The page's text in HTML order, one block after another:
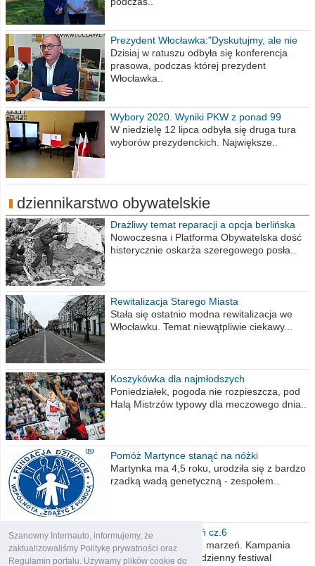
Szanowny Internauto, informujemy, że
zaktualizowaliśmy Politykę prywatności oraz
Regulamin portalu. Używamy plików cookie do
Prezydent Włocławka:"Dyskutujmy, ale nie
obrażajmy się”
Dzisiaj w ratuszu odbyła się konferencja
prasowa, podczas której prezydent
Włocławka..
Wybory 2020. Wyniki PKW z ponad 99
procent obwodów
W niedzielę 12 lipca odbyła się druga tura
wyborów prezydenckich. Największe..
dziennikarstwo obywatelskie
Drażliwy temat reparacji a opcja berlińska
Nowoczesna i Platforma Obywatelska dość
histerycznie oskarża szeregowego posła..
Rewitalizacja Starego Miasta
Stała się ostatnio modna rewitalizacja we
Włocławku. Temat niewątpliwie ciekawy...
Koszykówka dla najmłodszych
Poniedziałek, pogoda nie rozpieszcza, pod
Halą Mistrzów typowy dla meczowego dnia..
Pomóż Martynce stanąć na nóżki
Martynka ma 4,5 roku, urodziła się z bardzo
rzadką wadą genetyczną - zespołem..
Polska moich marzeń cz.6
Nadszedł kres moich marzeń. Kampania
wyborcza czyli niecodzienny festiwal